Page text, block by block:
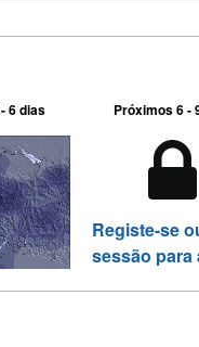
6 dias Próximos 6 -
Registe-se
sessão para